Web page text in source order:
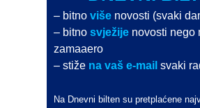
– bitnoviše novosti (svaki
– bitnosvježije novosti nego
zamaaero
– stiže na vaš e-mail svaki
Na Dnevni bilten su pretplaćene